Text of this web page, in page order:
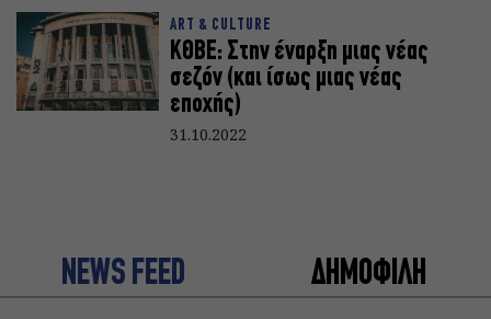
ART & CULTURE
ΚΘΒΕ: Στην έναρξη μιας νέας
σεζόν (και ίσως μιας νέας
εποχής)
31.10.2022
NEWS FEED ΔΗΜΟΦΙΛΗ